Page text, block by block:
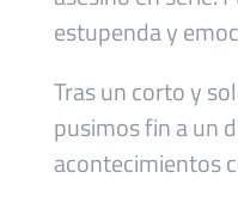
estupenda y
Tras un corto y
pusimos fin a un
acontecimientos